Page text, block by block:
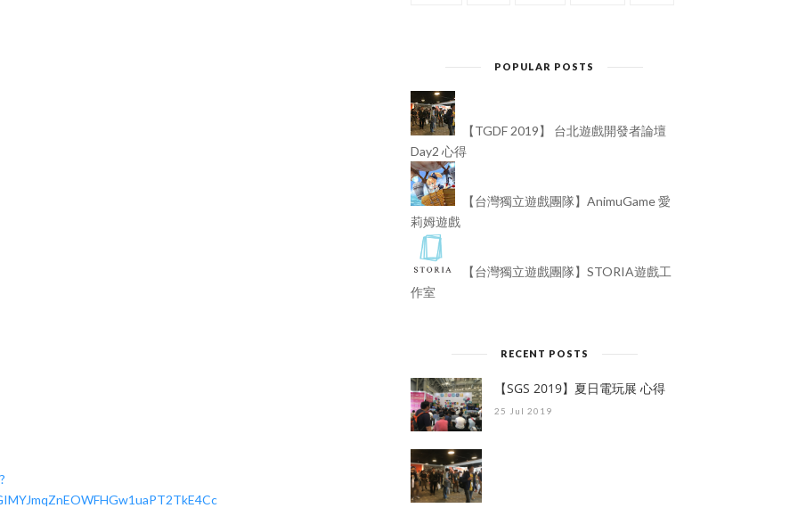
POPULAR POSTS
【TGDF 2019】 台北遊戲開發者論壇
Day2 心得
【台灣獨立遊戲團隊】AnimuGame 愛
莉姆遊戲
【台灣獨立遊戲團隊】STORIA遊戲工
作室
RECENT POSTS
【SGS 2019】夏日電玩展 心得
25 Jul 2019